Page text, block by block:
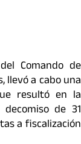
Comando de
llevó a cabo una
resultó en la
de 31
a fiscalización